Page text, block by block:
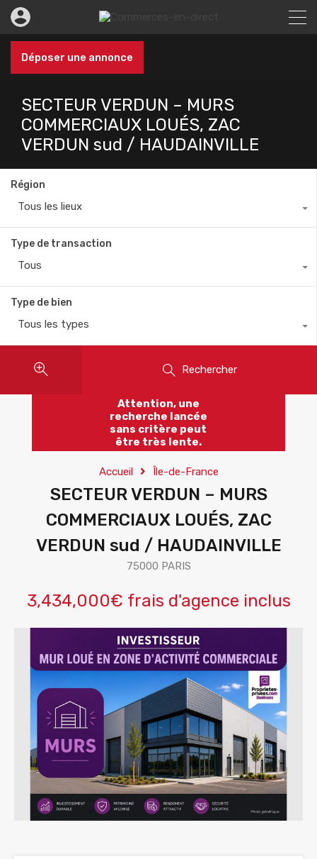
Déposer une annonce
SECTEUR VERDUN – MURS
COMMERCIAUX LOUÉS, ZAC
VERDUN sud / HAUDAINVILLE
Région
Tous les lieux
Type de transaction
Tous
Type de bien
Tous les types
Rechercher
Attention, une
recherche lancée
sans critère peut
être très lente.
Accueil Île-de-France
SECTEUR VERDUN – MURS
COMMERCIAUX LOUÉS, ZAC
VERDUN sud / HAUDAINVILLE
75000 PARIS
3,434,000€ frais d'agence inclus